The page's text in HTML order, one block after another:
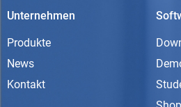
Unternehmen
Produkte
News
Kontakt